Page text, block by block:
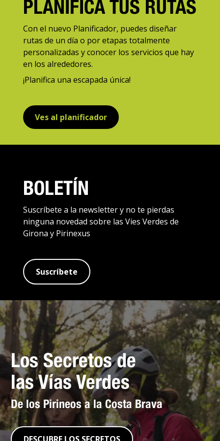
PLANIFICA TUS RUTAS
Con el nuevo Planificador, puedes diseñar
rutas de un día o por etapas totalmente
personalizadas y conocer los servicios que hay
en los alrededores.
¡Planifica una escapada única!
Ves al planificador
BOLETÍN
Suscríbete a la newsletter y no te pierdas
ninguna novedad sobre las Vies Verdes de
Girona y Pirinexus
Suscríbete
Los Secretos de
las Vías Verdes
De los Pirineos a la Costa Brava